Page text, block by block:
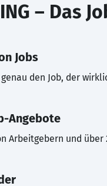
– Das
Jobs
den Job, der
Angebote
Arbeitgebern und über